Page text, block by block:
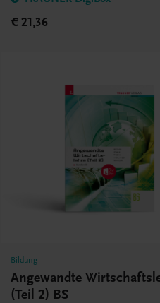
€ 21,36
Bildung
Angewandte
(Teil 2) BS